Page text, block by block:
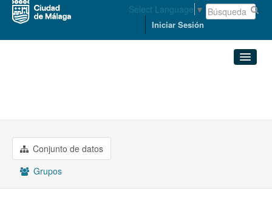
Select Language ▼
Iniciar Sesión
Grupos
Acerca de
Conjunto de datos
Grupos